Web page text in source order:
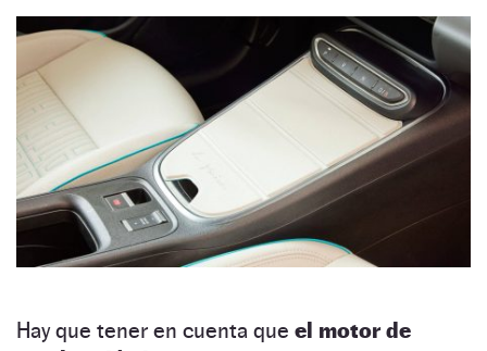
Hay que tener en cuenta que el motor de